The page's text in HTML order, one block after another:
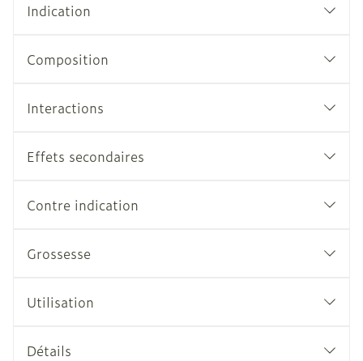
Indication
Composition
Interactions
Effets secondaires
Contre indication
Grossesse
Utilisation
Détails